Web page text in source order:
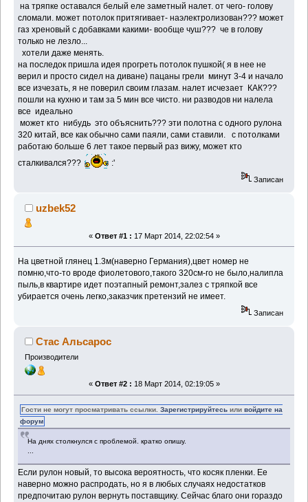
на тряпке оставался белый еле заметный налет. от чего- голову
сломали. может потолок притягивает- наэлектролизован??? может
газ хреновый с добавками какими- вообще чуш??? че в голову
только не лезло...
хотели даже менять.
на последок пришла идея прогреть потолок пушкой( я в нее не
верил и просто сидел на диване) пацаны грели минут 3-4 и начало
все изчезать, я не поверил своим глазам. налет исчезает КАК???
пошли на кухню и там за 5 мин все чисто. ни разводов ни налела
все идеально
может кто нибудь это объяснить??? эти полотна с одного рулона
320 китай, все как обычно сами паяли, сами ставили. с потолками
работаю больше 6 лет такое первый раз вижу, может кто
сталкивался???
:'
Записан
uzbek52
« Ответ #1 : 17 Март 2014, 22:02:54 »
На цветной глянец 1.3м(наверно Германия),цвет номер не
помню,что-то вроде фиолетового,такого 320см-го не было,налипла
пыль,в квартире идет поэтапный ремонт,залез с тряпкой все
убирается очень легко,заказчик претензий не имеет.
Записан
Стас Альсарос
Производители
« Ответ #2 : 18 Март 2014, 02:19:05 »
Гости не могут просматривать ссылки.Зарегистрируйтесь иливойдите на
форум
На днях столкнулся с проблемой. кратко опишу.
Если рулон новый, то высока вероятность, что косяк пленки. Ее
наверно можно распродать, но я в любых случаях недостатков
предпочитаю рулон вернуть поставщику. Сейчас благо они гораздо